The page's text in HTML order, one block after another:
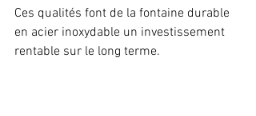
Ces qualités font de la fontaine durable
en acier inoxydable un investissement
rentable sur le long terme.